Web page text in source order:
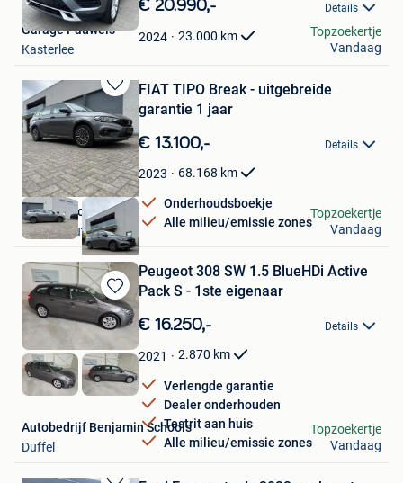
Mijn
Favorieten
€ 20.990,- Details
2024 23.000 km
Garage Pauwels
Kasterlee
Topzoekertje
Vandaag
Bewaren
in
Mijn
Favorieten
FIAT TIPO Break - uitgebreide
garantie 1 jaar
€ 13.100,- Details
2023 68.168 km
Onderhoudsboekje
Alle milieu/emissie zones
GarageTyco
Herenthout
Topzoekertje
Vandaag
Bewaren
in
Mijn
Favorieten
Peugeot 308 SW 1.5 BlueHDi Active
Pack S - 1ste eigenaar
€ 16.250,- Details
2021 2.870 km
Verlengde garantie
Dealer onderhouden
Testrit aan huis
Alle milieu/emissie zones
Autobedrijf Benjamin Schools
Duffel
Topzoekertje
Vandaag